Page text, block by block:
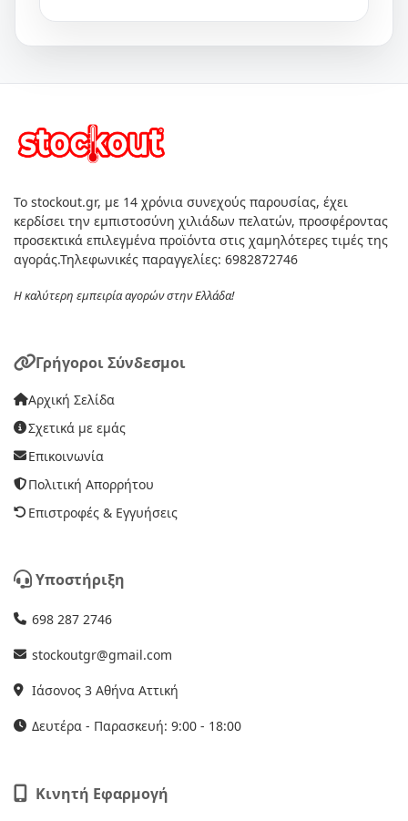
Το stockout.gr, με 14 χρόνια συνεχούς παρουσίας, έχει
κερδίσει την εμπιστοσύνη χιλιάδων πελατών, προσφέροντας
προσεκτικά επιλεγμένα προϊόντα στις χαμηλότερες τιμές της
αγοράς.Τηλεφωνικές παραγγελίες: 6982872746
Η καλύτερη εμπειρία αγορών στην Ελλάδα!
Γρήγοροι Σύνδεσμοι
Αρχική Σελίδα
Σχετικά με εμάς
Επικοινωνία
Πολιτική Απορρήτου
Επιστροφές & Εγγυήσεις
Υποστήριξη
698 287 2746
stockoutgr@gmail.com
Ιάσονος 3 Αθήνα Αττική
Δευτέρα - Παρασκευή: 9:00 - 18:00
Κινητή Εφαρμογή